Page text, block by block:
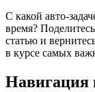
С какой
время?
статью и
в курсе самых
Навигация